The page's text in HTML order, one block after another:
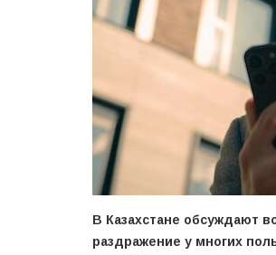
В Казахстане обсуждают
раздражение у многих